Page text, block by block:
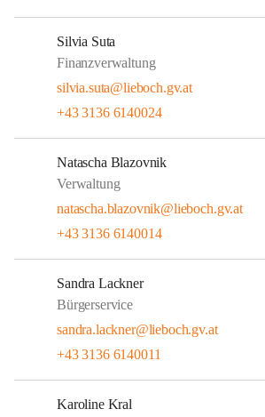
Silvia Suta
Finanzverwaltung
silvia.suta@lieboch.gv.at
+43 3136 6140024
Natascha Blazovnik
Verwaltung
natascha.blazovnik@lieboch.gv.at
+43 3136 6140014
Sandra Lackner
Bürgerservice
sandra.lackner@lieboch.gv.at
+43 3136 6140011
Karoline Kral